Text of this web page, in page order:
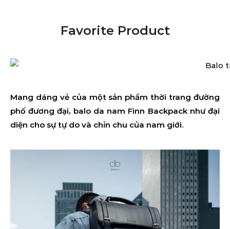
Favorite Product
Mang dáng vẻ của một sản phẩm thời trang đường
phố đương đại, balo da nam Finn Backpack như đại
diện cho sự tự do và chỉn chu của nam giới.